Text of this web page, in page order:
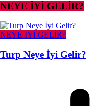
NEYE İYİ GELİR?
NEYE İYİ GELİR?
Turp Neye İyi Gelir?